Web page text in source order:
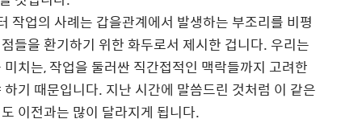
작업의 사례는 갑을관계에서 발생하는부조리를 비평
들을 환기하기 위한화두로서 제시한 겁니다. 우리는
미치는,작업을둘러싼 직간접적인 맥락들까지 고려한
하기 때문입니다. 지난 시간에 말씀드린 것처럼 이 같은
이전과는 많이 달라지게 됩니다.